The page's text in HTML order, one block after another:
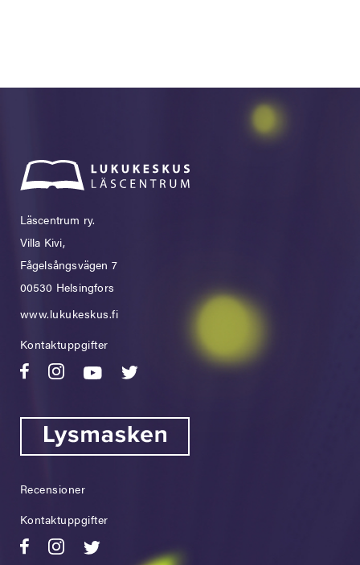
Läscentrum ry.
Villa Kivi,
Fågelsångsvägen 7
00530 Helsingfors
www.lukukeskus.fi
Kontaktuppgifter
Recensioner
Kontaktuppgifter